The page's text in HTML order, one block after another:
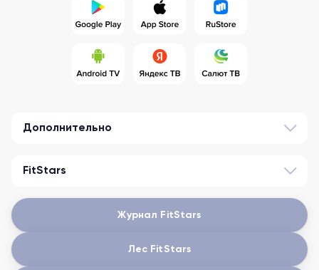
Дополнительно
FitStars
Журнал FitStars
Лес FitStars